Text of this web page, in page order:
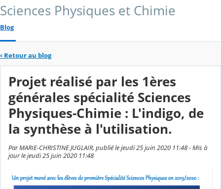
Sciences Physiques et Chimie
Blog
‹ Retour au blog
Projet réalisé par les 1ères
générales spécialité Sciences
Physiques-Chimie : L'indigo, de
la synthèse à l'utilisation.
Par MARIE-CHRISTINE JUGLAIR, publié le jeudi 25 juin 2020 11:48 - Mis à
jour le jeudi 25 juin 2020 11:48